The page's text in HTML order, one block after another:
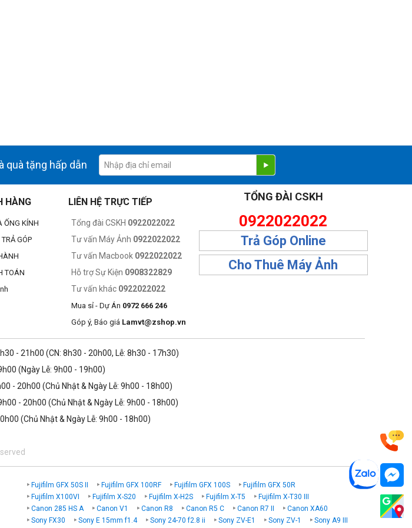
quà tặng hấp dẫn
HÀNG
ỐNG KÍNH
GÓP
TOÁN
LIÊN HỆ TRỰC TIẾP
Tổng đài CSKH 0922022022
Tư vấn Máy Ảnh 0922022022
Tư vấn Macbook 0922022022
Hỗ trợ Sự Kiện 0908322829
Tư vấn khác 0922022022
Mua sỉ - Dự Án 0972 666 246
Góp ý, Báo giá Lamvt@zshop.vn
TỔNG ĐÀI CSKH
0922022022
Trả Góp Online
Cho Thuê Máy Ảnh
- 21h00 (CN: 8h30 - 20h00, Lễ: 8h30 - 17h30)
(Ngày Lễ: 9h00 - 19h00)
- 20h00 (Chủ Nhật & Ngày Lễ: 9h00 - 18h00)
- 20h00 (Chủ Nhật & Ngày Lễ: 9h00 - 18h00)
(Chủ Nhật & Ngày Lễ: 9h00 - 18h00)
Fujifilm GFX 50S II Fujifilm GFX 100RF Fujifilm GFX 100S
Fujifilm GFX 50R
Fujifilm X100VI
Fujifilm X-S20 Fujifilm X-H2S Fujifilm X-T5
Fujifilm X-T30 III
Canon 285 HS A
Canon V1 Canon R8 Canon R5 C Canon R7 II
Canon XA60
Sony FX30
Sony E 15mm f1.4 Sony 24-70 f2.8 ii Sony ZV-E1 Sony ZV-1 Sony A9 III